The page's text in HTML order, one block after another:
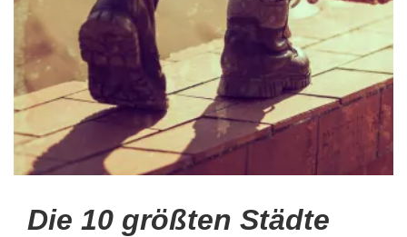
Die 10 größten Städte